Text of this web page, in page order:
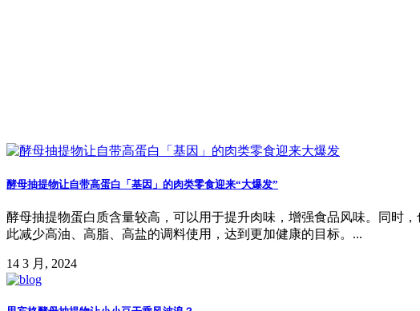
酵母抽提物让自带高蛋白「基因」的肉类零食迎来“大爆发”
酵母抽提物蛋白质含量较高，可以用于提升肉味，增强食品风味。同时
此减少高油、高脂、高盐的调料使用，达到更加健康的目标。...
14 3 月, 2024